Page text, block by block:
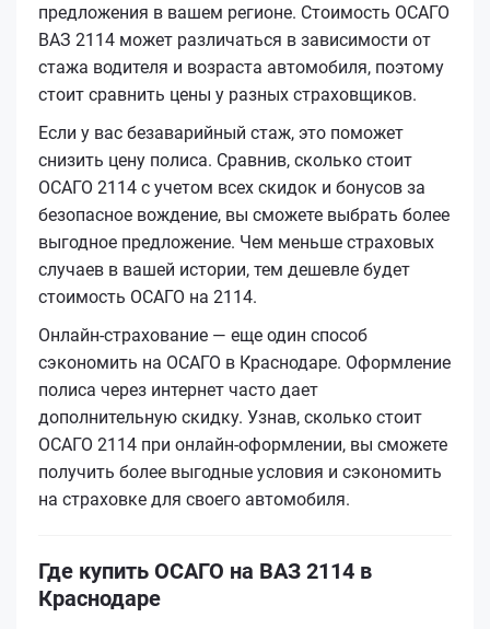
предложения в вашем регионе. Стоимость ОСАГО
ВАЗ 2114 может различаться в зависимости от
стажа водителя и возраста автомобиля, поэтому
стоит сравнить цены у разных страховщиков.
Если у вас безаварийный стаж, это поможет
снизить цену полиса. Сравнив, сколько стоит
ОСАГО 2114 с учетом всех скидок и бонусов за
безопасное вождение, вы сможете выбрать более
выгодное предложение. Чем меньше страховых
случаев в вашей истории, тем дешевле будет
стоимость ОСАГО на 2114.
Онлайн-страхование — еще один способ
сэкономить на ОСАГО в Краснодаре. Оформление
полиса через интернет часто дает
дополнительную скидку. Узнав, сколько стоит
ОСАГО 2114 при онлайн-оформлении, вы сможете
получить более выгодные условия и сэкономить
на страховке для своего автомобиля.
Где купить ОСАГО на ВАЗ 2114 в
Краснодаре